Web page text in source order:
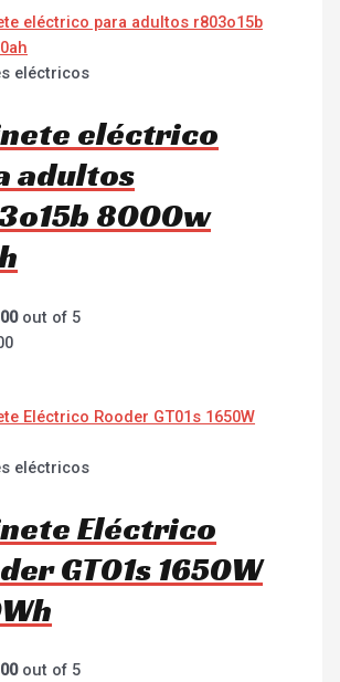
eléctricos
eléctrico
adultos
8000w
out of 5
eléctricos
Eléctrico
GT01s 1650W
out of 5